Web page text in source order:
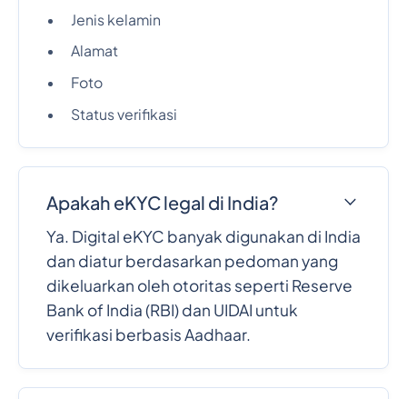
Jenis kelamin
Alamat
Foto
Status verifikasi
Apakah eKYC legal di India?
Ya. Digital eKYC banyak digunakan di India
dan diatur berdasarkan pedoman yang
dikeluarkan oleh otoritas seperti Reserve
Bank of India (RBI) dan UIDAI untuk
verifikasi berbasis Aadhaar.